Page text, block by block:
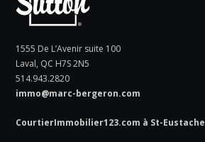
1555 De L’Avenir suite 100
Laval, QC H7S 2N5
514.943.2820
immo@marc-bergeron.com
CourtierImmobilier123.com à St-Eustache